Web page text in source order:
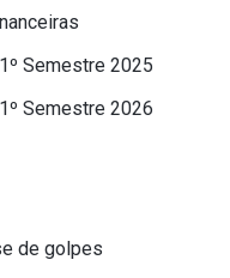
Semestre 2025
Semestre 2026
de golpes